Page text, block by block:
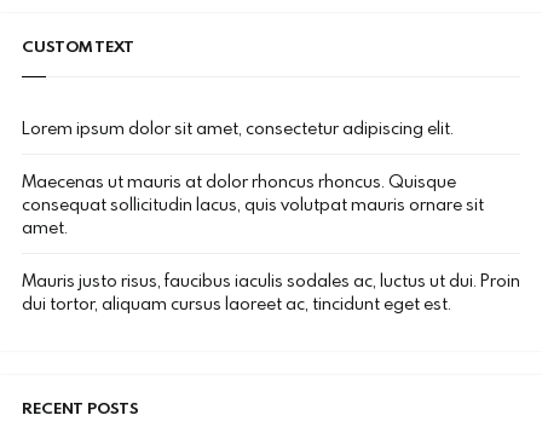
CUSTOM TEXT
Lorem ipsum dolor sit amet, consectetur adipiscing elit.
Maecenas ut mauris at dolor rhoncus rhoncus. Quisque
consequat sollicitudin lacus, quis volutpat mauris ornare sit
amet.
Mauris justo risus, faucibus iaculis sodales ac, luctus ut dui. Proin
dui tortor, aliquam cursus laoreet ac, tincidunt eget est.
RECENT POSTS